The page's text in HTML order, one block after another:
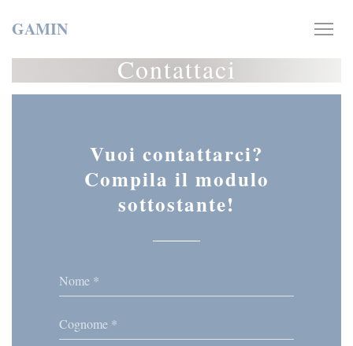
GAMIN
Contattaci
Vuoi contattarci?
Compila il modulo
sottostante!